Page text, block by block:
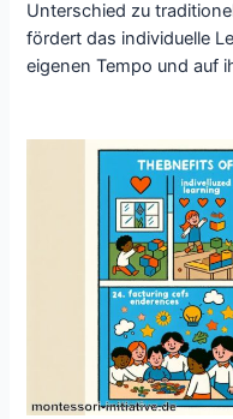
Unterschied zu
fördert das individuelle
eigenen Tempo und auf